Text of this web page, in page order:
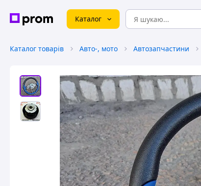
Каталог
Каталог товарів Авто-, мото Автозапчастини